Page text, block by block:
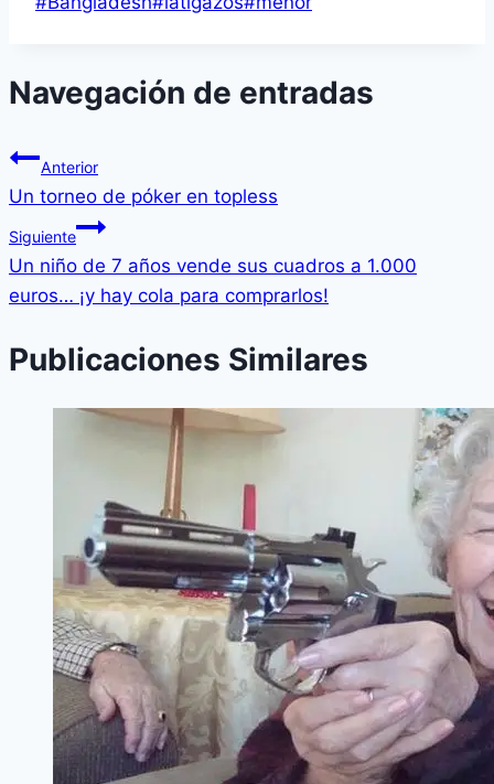
Navegación de entradas
Anterior
Un torneo de póker en topless
Siguiente
Un niño de 7 años vende sus cuadros a 1.000
euros… ¡y hay cola para comprarlos!
Publicaciones Similares